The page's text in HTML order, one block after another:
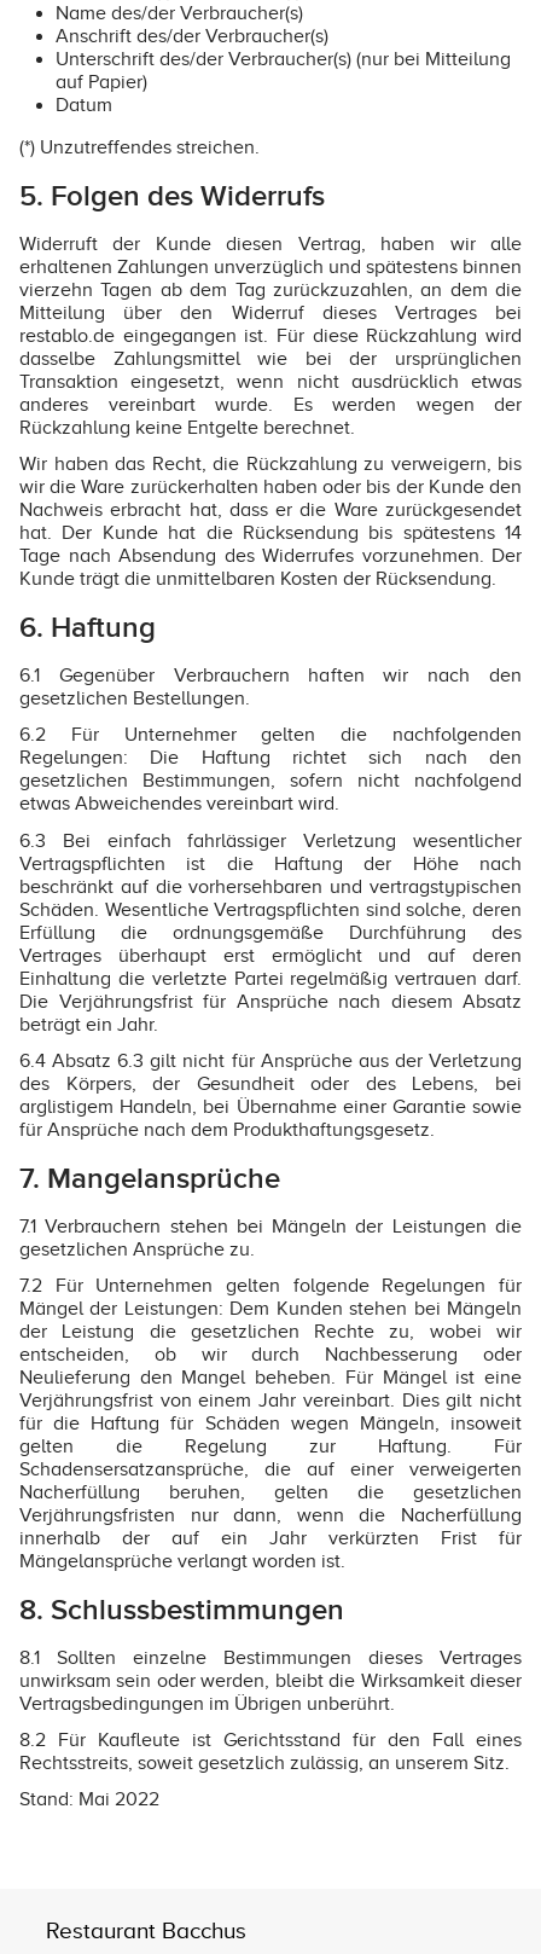
Name des/der Verbraucher(s)
Anschrift des/der Verbraucher(s)
Unterschrift des/der Verbraucher(s) (nur bei Mitteilung
auf Papier)
Datum
(*) Unzutreffendes streichen.
5. Folgen des Widerrufs
Widerruft der Kunde diesen Vertrag, haben wir alle
erhaltenen Zahlungen unverzüglich und spätestens binnen
vierzehn Tagen ab dem Tag zurückzuzahlen, an dem die
Mitteilung über den Widerruf dieses Vertrages bei
restablo.de eingegangen ist. Für diese Rückzahlung wird
dasselbe Zahlungsmittel wie bei der ursprünglichen
Transaktion eingesetzt, wenn nicht ausdrücklich etwas
anderes vereinbart wurde. Es werden wegen der
Rückzahlung keine Entgelte berechnet.
Wir haben das Recht, die Rückzahlung zu verweigern, bis
wir die Ware zurückerhalten haben oder bis der Kunde den
Nachweis erbracht hat, dass er die Ware zurückgesendet
hat. Der Kunde hat die Rücksendung bis spätestens 14
Tage nach Absendung des Widerrufes vorzunehmen. Der
Kunde trägt die unmittelbaren Kosten der Rücksendung.
6. Haftung
6.1 Gegenüber Verbrauchern haften wir nach den
gesetzlichen Bestellungen.
6.2 Für Unternehmer gelten die nachfolgenden
Regelungen: Die Haftung richtet sich nach den
gesetzlichen Bestimmungen, sofern nicht nachfolgend
etwas Abweichendes vereinbart wird.
6.3 Bei einfach fahrlässiger Verletzung wesentlicher
Vertragspflichten ist die Haftung der Höhe nach
beschränkt auf die vorhersehbaren und vertragstypischen
Schäden. Wesentliche Vertragspflichten sind solche, deren
Erfüllung die ordnungsgemäße Durchführung des
Vertrages überhaupt erst ermöglicht und auf deren
Einhaltung die verletzte Partei regelmäßig vertrauen darf.
Die Verjährungsfrist für Ansprüche nach diesem Absatz
beträgt ein Jahr.
6.4 Absatz 6.3 gilt nicht für Ansprüche aus der Verletzung
des Körpers, der Gesundheit oder des Lebens, bei
arglistigem Handeln, bei Übernahme einer Garantie sowie
für Ansprüche nach dem Produkthaftungsgesetz.
7. Mangelansprüche
7.1 Verbrauchern stehen bei Mängeln der Leistungen die
gesetzlichen Ansprüche zu.
7.2 Für Unternehmen gelten folgende Regelungen für
Mängel der Leistungen: Dem Kunden stehen bei Mängeln
der Leistung die gesetzlichen Rechte zu, wobei wir
entscheiden, ob wir durch Nachbesserung oder
Neulieferung den Mangel beheben. Für Mängel ist eine
Verjährungsfrist von einem Jahr vereinbart. Dies gilt nicht
für die Haftung für Schäden wegen Mängeln, insoweit
gelten die Regelung zur Haftung. Für
Schadensersatzansprüche, die auf einer verweigerten
Nacherfüllung beruhen, gelten die gesetzlichen
Verjährungsfristen nur dann, wenn die Nacherfüllung
innerhalb der auf ein Jahr verkürzten Frist für
Mängelansprüche verlangt worden ist.
8. Schlussbestimmungen
8.1 Sollten einzelne Bestimmungen dieses Vertrages
unwirksam sein oder werden, bleibt die Wirksamkeit dieser
Vertragsbedingungen im Übrigen unberührt.
8.2 Für Kaufleute ist Gerichtsstand für den Fall eines
Rechtsstreits, soweit gesetzlich zulässig, an unserem Sitz.
Stand: Mai 2022
Restaurant Bacchus